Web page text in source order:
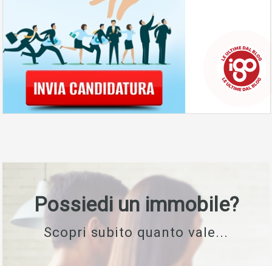
Possiedi un immobile?
Scopri subito quanto vale...